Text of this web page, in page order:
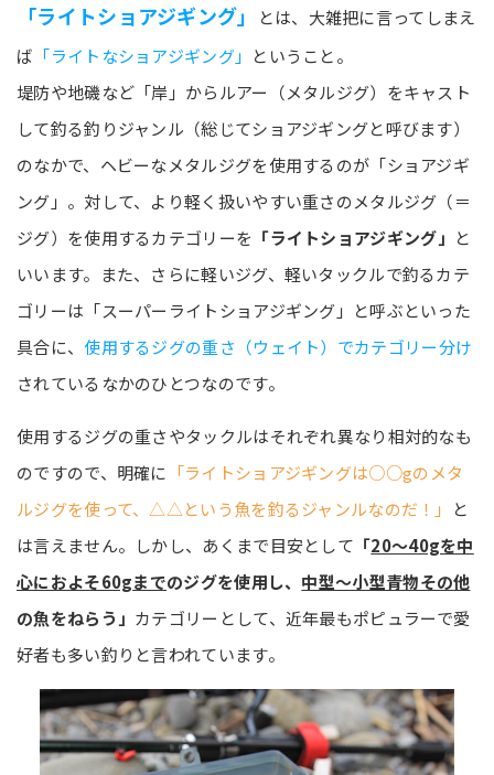
「ライトショアジギング」
とは、大雑把に言ってしまえ
ば 「ライトなショアジギング」 ということ。
堤防や地磯など「岸」からルアー（メタルジグ）をキャスト
して釣る釣りジャンル（総じてショアジギングと呼びます）
のなかで、ヘビーなメタルジグを使用するのが「ショアジギ
ング」。対して、より軽く扱いやすい重さのメタルジグ（＝
ジグ）を使用するカテゴリーを 「ライトショアジギング」 と
いいます。また、さらに軽いジグ、軽いタックルで釣るカテ
ゴリーは「スーパーライトショアジギング」と呼ぶといった
具合に、使用するジグの重さ（ウェイト）でカテゴリー分け
されているなかのひとつなのです。
使用するジグの重さやタックルはそれぞれ異なり相対的なも
のですので、明確に 「ライトショアジギングは○○gのメタ
ルジグを使って、△△という魚を釣るジャンルなのだ！」
と
は言えません。しかし、あくまで目安として 「20～40gを中
心におよそ60gまでのジグを使用し、 中型～小型青物その他
の魚をねらう」 カテゴリーとして、近年最もポピュラーで愛
好者も多い釣りと言われています。